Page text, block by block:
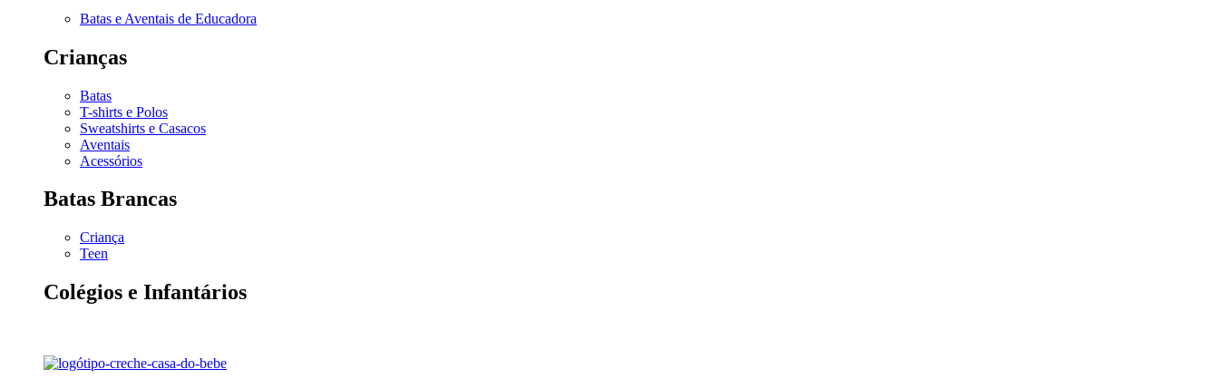
Batas e Aventais de Educadora
Crianças
Batas
T-shirts e Polos
Sweatshirts e Casacos
Aventais
Acessórios
Batas Brancas
Criança
Teen
Colégios e Infantários